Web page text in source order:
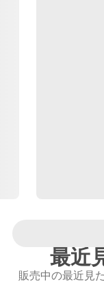
最近
販売中の最近見